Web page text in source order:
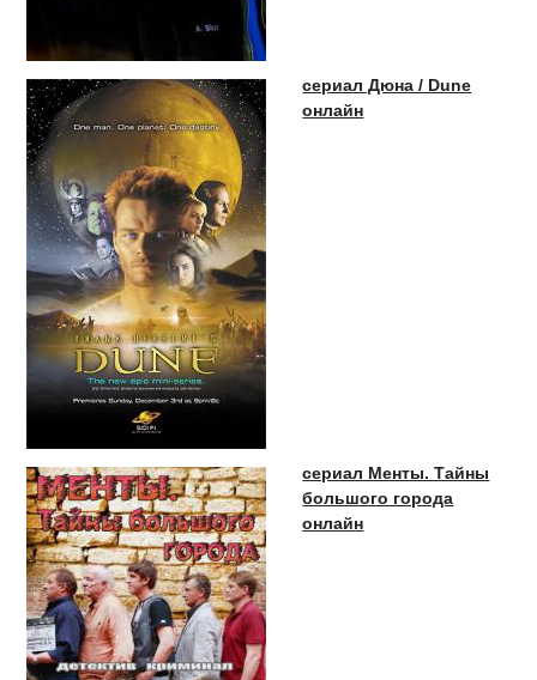
сериал Дюна / Dune
онлайн
сериал Менты. Тайны
большого города
онлайн